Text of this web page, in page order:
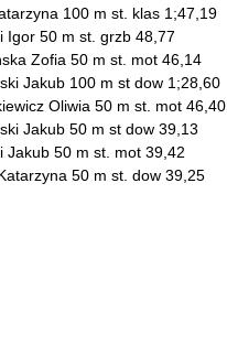
100 m st. klas 1;47,19
Igor 50 m st. grzb 48,77
Zofia 50 m st. mot 46,14
Jakub 100 m st dow 1;28,60
Oliwia 50 m st. mot 46,40
Jakub 50 m st dow 39,13
Jakub 50 m st. mot 39,42
50 m st. dow 39,25